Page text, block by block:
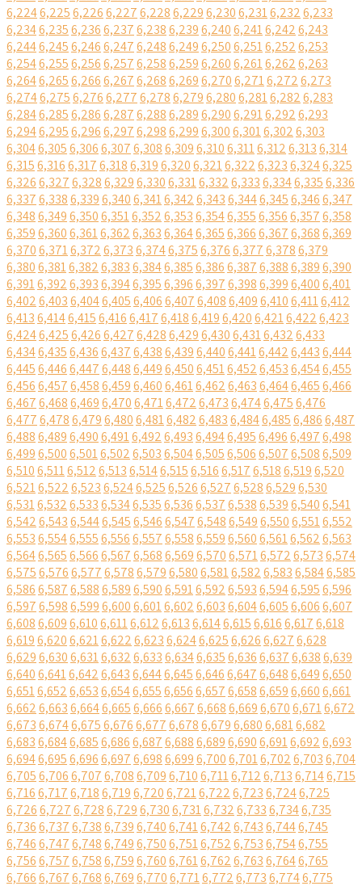
6,2246,2256,2266,2276,2286,2296,2306,2316,2326,233
6,2346,2356,2366,2376,2386,2396,2406,2416,2426,243
6,2446,2456,2466,2476,2486,2496,2506,2516,2526,253
6,2546,2556,2566,2576,2586,2596,2606,2616,2626,263
6,2646,2656,2666,2676,2686,2696,2706,2716,2726,273
6,2746,2756,2766,2776,2786,2796,2806,2816,2826,283
6,2846,2856,2866,2876,2886,2896,2906,2916,2926,293
6,2946,2956,2966,2976,2986,2996,3006,3016,3026,303
6,3046,3056,3066,3076,3086,3096,3106,3116,3126,3136,314
6,3156,3166,3176,3186,3196,3206,3216,3226,3236,3246,325
6,3266,3276,3286,3296,3306,3316,3326,3336,3346,3356,336
6,3376,3386,3396,3406,3416,3426,3436,3446,3456,3466,347
6,3486,3496,3506,3516,3526,3536,3546,3556,3566,3576,358
6,3596,3606,3616,3626,3636,3646,3656,3666,3676,3686,369
6,3706,3716,3726,3736,3746,3756,3766,3776,3786,379
6,3806,3816,3826,3836,3846,3856,3866,3876,3886,3896,390
6,3916,3926,3936,3946,3956,3966,3976,3986,3996,4006,401
6,4026,4036,4046,4056,4066,4076,4086,4096,4106,4116,412
6,4136,4146,4156,4166,4176,4186,4196,4206,4216,4226,423
6,4246,4256,4266,4276,4286,4296,4306,4316,4326,433
6,4346,4356,4366,4376,4386,4396,4406,4416,4426,4436,444
6,4456,4466,4476,4486,4496,4506,4516,4526,4536,4546,455
6,4566,4576,4586,4596,4606,4616,4626,4636,4646,4656,466
6,4676,4686,4696,4706,4716,4726,4736,4746,4756,476
6,4776,4786,4796,4806,4816,4826,4836,4846,4856,4866,487
6,4886,4896,4906,4916,4926,4936,4946,4956,4966,4976,498
6,4996,5006,5016,5026,5036,5046,5056,5066,5076,5086,509
6,5106,5116,5126,5136,5146,5156,5166,5176,5186,5196,520
6,5216,5226,5236,5246,5256,5266,5276,5286,5296,530
6,5316,5326,5336,5346,5356,5366,5376,5386,5396,5406,541
6,5426,5436,5446,5456,5466,5476,5486,5496,5506,5516,552
6,5536,5546,5556,5566,5576,5586,5596,5606,5616,5626,563
6,5646,5656,5666,5676,5686,5696,5706,5716,5726,5736,574
6,5756,5766,5776,5786,5796,5806,5816,5826,5836,5846,585
6,5866,5876,5886,5896,5906,5916,5926,5936,5946,5956,596
6,5976,5986,5996,6006,6016,6026,6036,6046,6056,6066,607
6,6086,6096,6106,6116,6126,6136,6146,6156,6166,6176,618
6,6196,6206,6216,6226,6236,6246,6256,6266,6276,628
6,6296,6306,6316,6326,6336,6346,6356,6366,6376,6386,639
6,6406,6416,6426,6436,6446,6456,6466,6476,6486,6496,650
6,6516,6526,6536,6546,6556,6566,6576,6586,6596,6606,661
6,6626,6636,6646,6656,6666,6676,6686,6696,6706,6716,672
6,6736,6746,6756,6766,6776,6786,6796,6806,6816,682
6,6836,6846,6856,6866,6876,6886,6896,6906,6916,6926,693
6,6946,6956,6966,6976,6986,6996,7006,7016,7026,7036,704
6,7056,7066,7076,7086,7096,7106,7116,7126,7136,7146,715
6,7166,7176,7186,7196,7206,7216,7226,7236,7246,725
6,7266,7276,7286,7296,7306,7316,7326,7336,7346,735
6,7366,7376,7386,7396,7406,7416,7426,7436,7446,745
6,7466,7476,7486,7496,7506,7516,7526,7536,7546,755
6,7566,7576,7586,7596,7606,7616,7626,7636,7646,765
6,7666,7676,7686,7696,7706,7716,7726,7736,7746,775